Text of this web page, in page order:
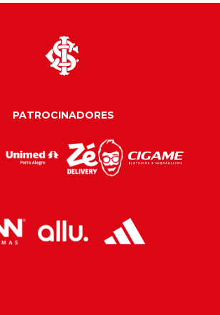
PATROCINADORES